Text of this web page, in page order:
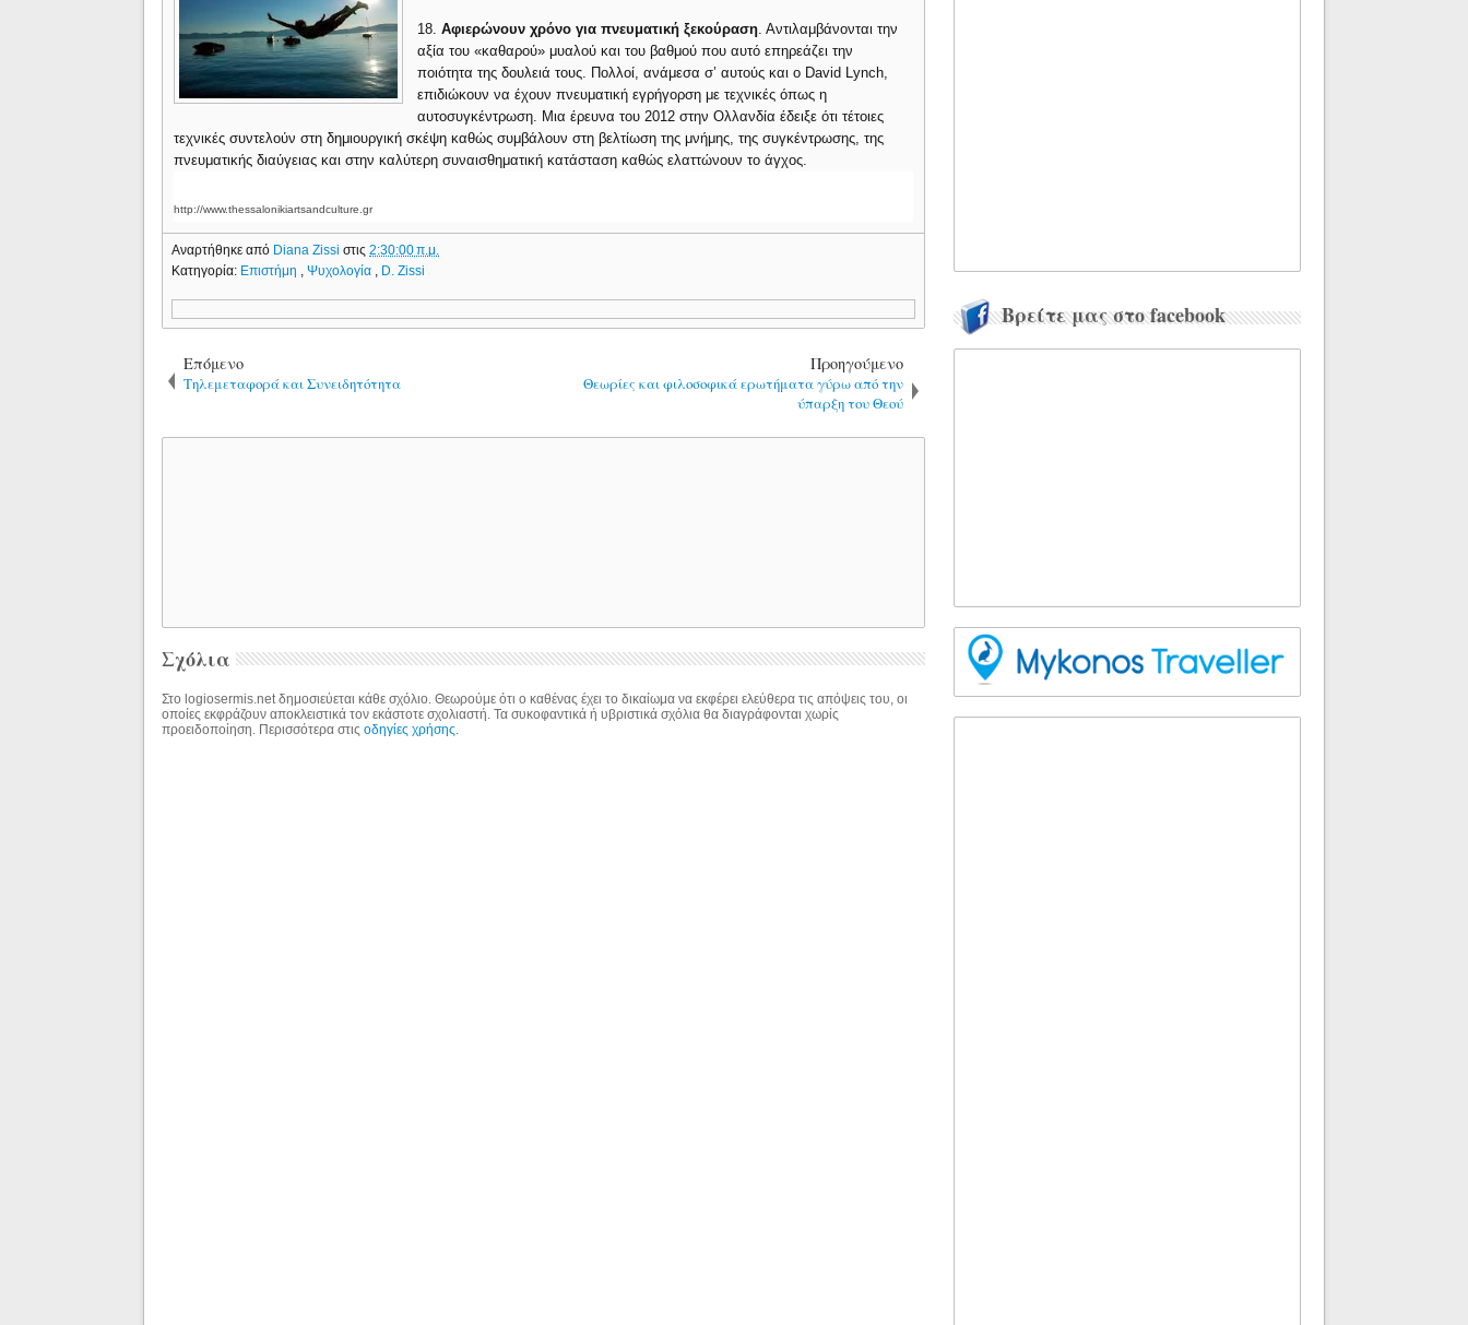
18. Αφιερώνουν χρόνο για πνευματική ξεκούραση. Αντιλαμβάνονται την
αξία του «καθαρού» μυαλού και του βαθμού που αυτό επηρεάζει την
ποιότητα της δουλειά τους. Πολλοί, ανάμεσα σ’ αυτούς και ο David Lynch,
επιδιώκουν να έχουν πνευματική εγρήγορση με τεχνικές όπως η
αυτοσυγκέντρωση. Μια έρευνα του 2012 στην Ολλανδία έδειξε ότι τέτοιες
τεχνικές συντελούν στη δημιουργική σκέψη καθώς συμβάλουν στη βελτίωση της μνήμης, της συγκέντρωσης, της
πνευματικής διαύγειας και στην καλύτερη συναισθηματική κατάσταση καθώς ελαττώνουν το άγχος.
http://www.thessalonikiartsandculture.gr
Αναρτήθηκε από Diana Zissiστις2:30:00 π.μ.
Κατηγορία: Επιστήμη ,Ψυχολογία D. Zissi
Επόμενο
Τηλεμεταφορά και Συνειδητότητα
Προηγούμενο
Θεωρίες και φιλοσοφικά ερωτήματα γύρω από την
ύπαρξη του Θεού
Σχόλια
Στο logiosermis.net δημοσιεύεται κάθε σχόλιο. Θεωρούμε ότι ο καθένας έχει το δικαίωμα να εκφέρει ελεύθερα τις απόψεις του, οι
οποίες εκφράζουν αποκλειστικά τον εκάστοτε σχολιαστή. Τα συκοφαντικά ή υβριστικά σχόλια θα διαγράφονται χωρίς
προειδοποίηση. Περισσότερα στιςοδηγίες χρήσης
Βρείτε μας στο facebook